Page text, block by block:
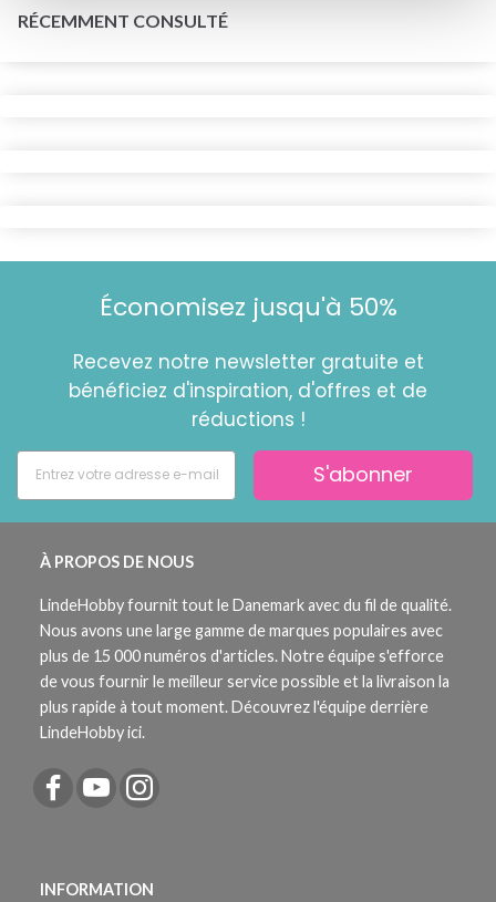
RÉCEMMENT CONSULTÉ
Économisez jusqu'à 50%
Recevez notre newsletter gratuite et
bénéficiez d'inspiration, d'offres et de
réductions !
S'abonner
À PROPOS DE NOUS
LindeHobby fournit tout le Danemark avec du fil de qualité.
Nous avons une large gamme de marques populaires avec
plus de 15 000 numéros d'articles. Notre équipe s'efforce
de vous fournir le meilleur service possible et la livraison la
plus rapide à tout moment. Découvrez l'équipe derrière
LindeHobby ici.
INFORMATION